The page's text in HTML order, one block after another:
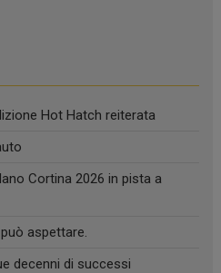
Hot Hatch reiterata
Cortina 2026 in pista a
aspettare.
decenni di successi